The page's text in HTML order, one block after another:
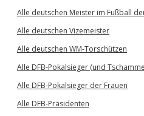
Alle deutschen Meister im Fußball
Alle deutschen Vizemeister
Alle deutschen WM-Torschützen
Alle DFB-Pokalsieger (und
Alle DFB-Pokalsieger der Frauen
Alle DFB-Präsidenten